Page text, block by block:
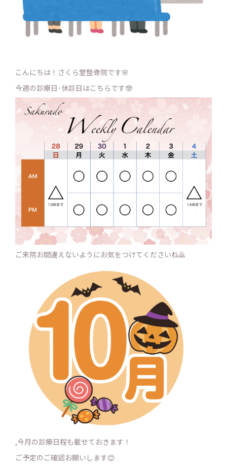
こんにちは！さくら堂整骨院です🌸
今週の診療日･休診日はこちらです🤓
ご来院お間違えないようにお気をつけてくださいね🙇
,今月の診療日程も載せておきます！
ご予定のご確認お願いします😊